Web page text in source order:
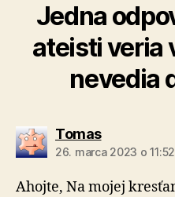
Jedna
ateisti veria
nevedia
Tomashovorí:
26. marca 2023 o 11:52
Ahojte, Na mojej